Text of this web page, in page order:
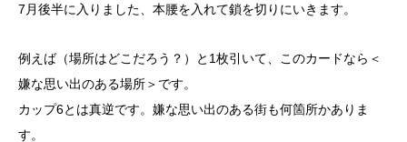
7月後半に入りました、本腰を入れて鎖を切りにいきます。
例えば（場所はどこだろう？）と1枚引いて、このカードなら＜
嫌な思い出のある場所＞です。
カップ6とは真逆です。嫌な思い出のある街も何箇所かありま
す。